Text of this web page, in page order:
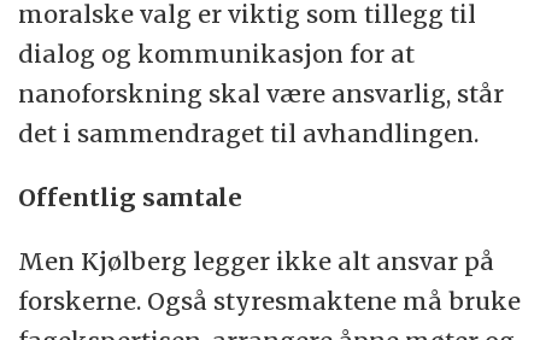
moralske valg er viktig som tillegg til
dialog og kommunikasjon for at
nanoforskning skal være ansvarlig, står
det i sammendraget til avhandlingen.
Offentlig samtale
Men Kjølberg legger ikke alt ansvar på
forskerne. Også styresmaktene må bruke